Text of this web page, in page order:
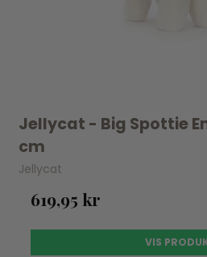
Jellycat - Big Spottie
cm
Jellycat
619,95 kr
VIS